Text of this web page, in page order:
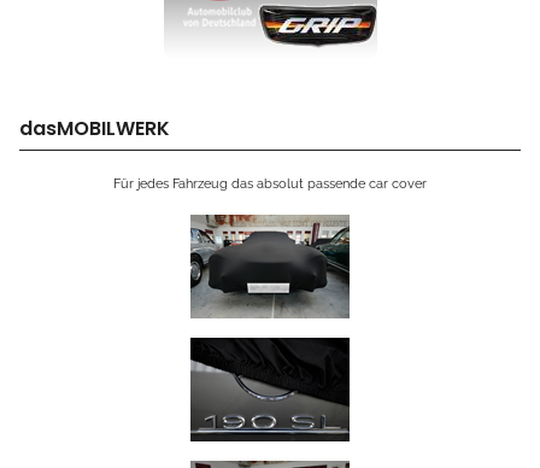
dasMOBILWERK
Für jedes Fahrzeug das absolut passende car cover